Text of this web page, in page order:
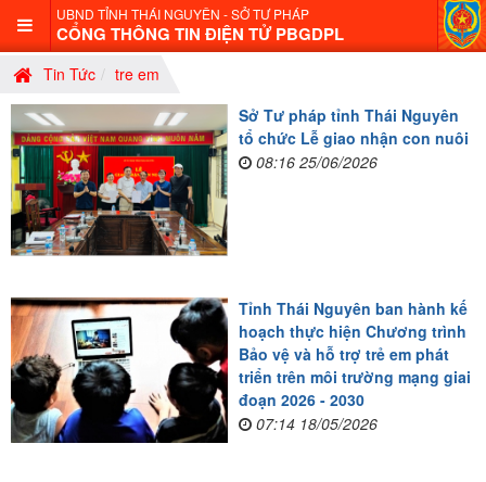
UBND TỈNH THÁI NGUYÊN - SỞ TƯ PHÁP
CỔNG THÔNG TIN ĐIỆN TỬ PBGDPL
Tin Tức
tre em
Sở Tư pháp tỉnh Thái Nguyên
tổ chức Lễ giao nhận con nuôi
08:16 25/06/2026
Tỉnh Thái Nguyên ban hành kế
hoạch thực hiện Chương trình
Bảo vệ và hỗ trợ trẻ em phát
triển trên môi trường mạng giai
đoạn 2026 - 2030
07:14 18/05/2026